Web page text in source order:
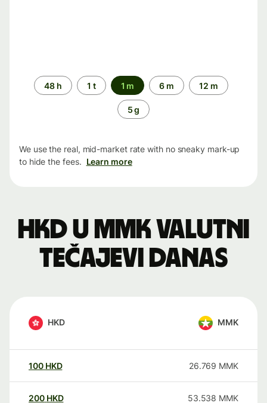
Time
period
48 h 1 t 1 m 6 m 12 m
5 g
We use the real, mid-market rate with no sneaky mark-up
to hide the fees. Learn more
HKD u MMK valutni
tečajevi danas
HKD MMK
100 HKD 26.769 MMK
200 HKD 53.538 MMK